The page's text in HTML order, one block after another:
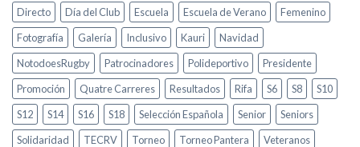
Directo
Día del Club Escuela Escuela de Verano
Femenino
Fotografía
Galería Inclusivo Kauri
Navidad
NotodoesRugby
Patrocinadores Polideportivo
Presidente
Promoción
Quatre Carreres Resultados Rifa S6 S8
S10
S12
S14 S16 S18 Selección Española Senior
Seniors
Solidaridad
TECRV Torneo Torneo Pantera Veteranos